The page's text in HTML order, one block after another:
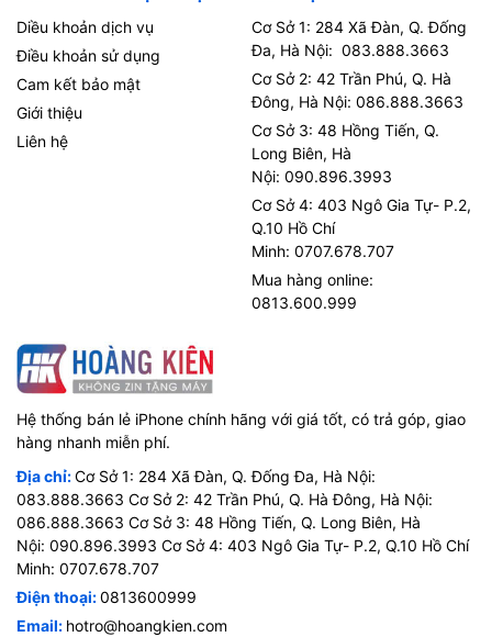
Diều khoản dịch vụ
Điều khoản sử dụng
Cam kết bảo mật
Giới thiệu
Liên hệ
Cơ Sở 1: 284 Xã Đàn, Q. Đống
Đa, Hà Nội: 083.888.3663
Cơ Sở 2: 42 Trần Phú, Q. Hà
Đông, Hà Nội: 086.888.3663
Cơ Sở 3: 48 Hồng Tiến, Q.
Long Biên, Hà
Nội: 090.896.3993
Cơ Sở 4: 403 Ngô Gia Tự- P.2,
Q.10 Hồ Chí
Minh: 0707.678.707
Mua hàng online:
0813.600.999
Hệ thống bán lẻ iPhone chính hãng với giá tốt, có trả góp, giao
hàng nhanh miễn phí.
Địa chỉ:Cơ Sở 1: 284 Xã Đàn, Q. Đống Đa, Hà Nội:
083.888.3663 Cơ Sở 2: 42 Trần Phú, Q. Hà Đông, Hà Nội:
086.888.3663 Cơ Sở 3: 48 Hồng Tiến, Q. Long Biên, Hà
Nội: 090.896.3993 Cơ Sở 4: 403 Ngô Gia Tự- P.2, Q.10 Hồ Chí
Minh: 0707.678.707
Điện thoại:0813600999
Email: hotro@hoangkien.com